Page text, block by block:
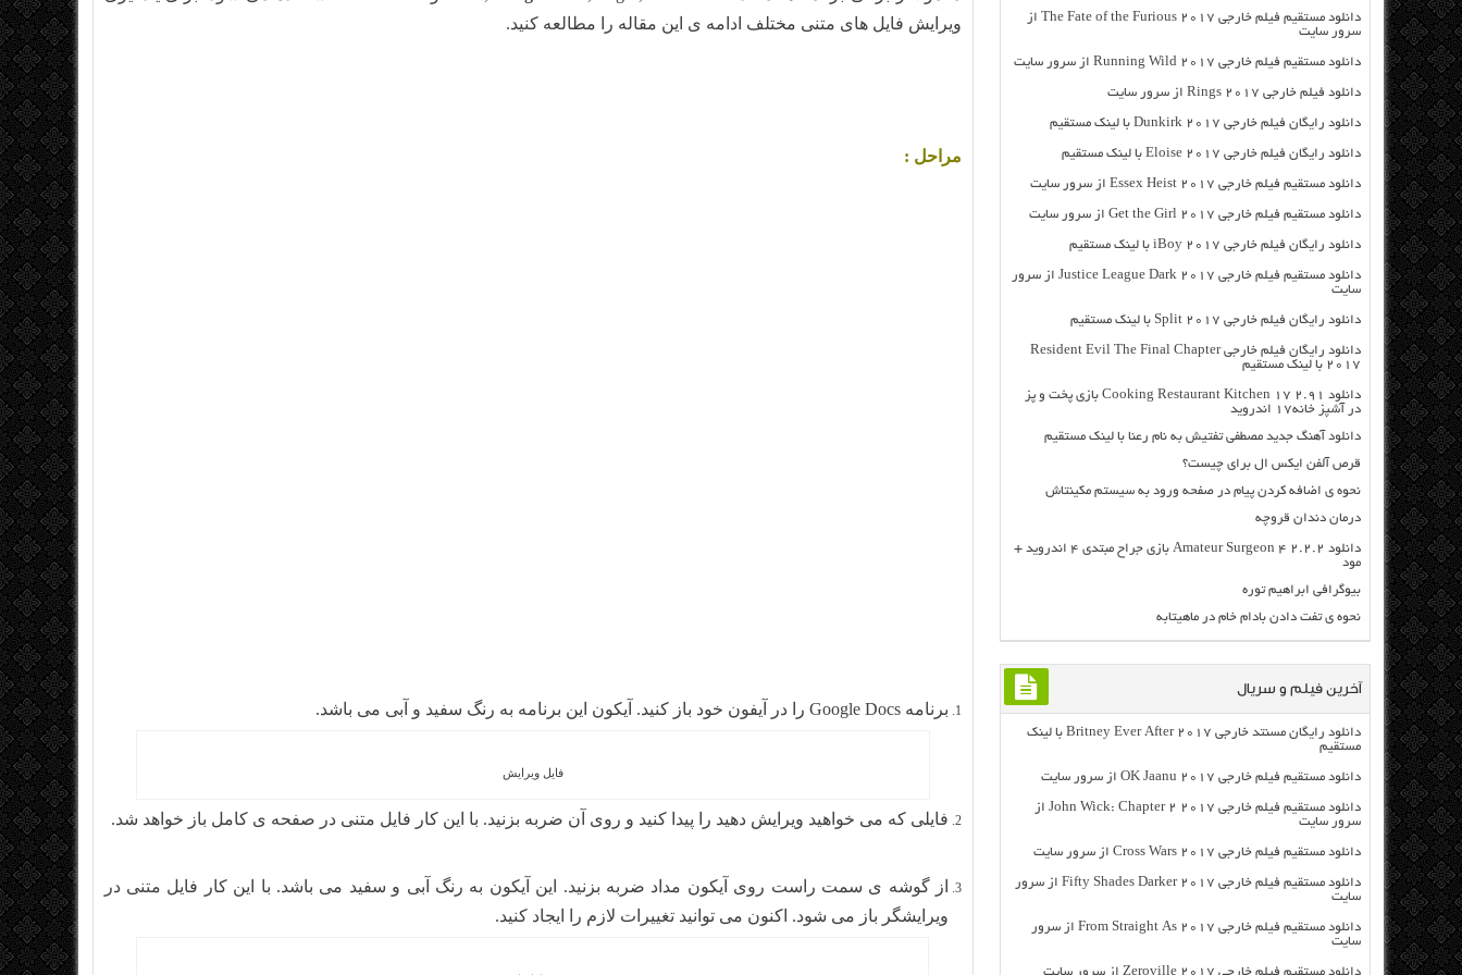
ویرایش فایل های متنی مختلف ادامه ی این مقاله را مطالعه کنید.
مراحل :
برنامه Google Docs را در آیفون خود باز کنید. آیکون این برنامه به رنگ سفید و آبی می باشد.
فایل ویرایش
فایلی که می خواهید ویرایش دهید را پیدا کنید و روی آن ضربه بزنید. با این کار فایل متنی در صفحه ی کامل باز خواهد شد.
از گوشه ی سمت راست روی آیکون مداد ضربه بزنید. این آیکون به رنگ آبی و سفید می باشد. با این کار فایل متنی در
ویرایشگر باز می شود. اکنون می توانید تغییرات لازم را ایجاد کنید.
دانلود مستقیم فیلم خارجی The Fate of the Furious 2017 از
سرور سایت
دانلود مستقیم فیلم خارجی Running Wild 2017 از سرور سایت
دانلود فیلم خارجی Rings 2017 از سرور سایت
دانلود رایگان فیلم خارجی Dunkirk 2017 با لینک مستقیم
دانلود رایگان فیلم خارجی Eloise 2017 با لینک مستقیم
دانلود مستقیم فیلم خارجی Essex Heist 2017 از سرور سایت
دانلود مستقیم فیلم خارجی Get the Girl 2017 از سرور سایت
دانلود رایگان فیلم خارجی iBoy 2017 با لینک مستقیم
دانلود مستقیم فیلم خارجی Justice League Dark 2017 از سرور
سایت
دانلود رایگان فیلم خارجی Split 2017 با لینک مستقیم
دانلود رایگان فیلم خارجی Resident Evil The Final Chapter
2017 با لینک مستقیم
دانلود Cooking Restaurant Kitchen 17 2.91 بازی پخت و پز
در آشپز خانه۱۷ اندروید
دانلود آهنگ جدید مصطفی تفتیش به نام رعنا با لینک مستقیم
قرص آلفن ایکس ال برای چیست؟
نحوه ی اضافه کردن پیام در صفحه ورود به سیستم مکینتاش
درمان دندان قروچه
دانلود Amateur Surgeon 4 2.2.2 بازی جراح مبتدی ۴ اندروید +
مود
بیوگرافی ابراهیم توره
نحوه ی تفت دادن بادام خام در ماهیتابه
آخرین فیلم و سریال
دانلود رایگان مسنتد خارجی Britney Ever After 2017 با لینک
مستقیم
دانلود مستقیم فیلم خارجی OK Jaanu 2017 از سرور سایت
دانلود مستقیم فیلم خارجی John Wick: Chapter 2 2017 از
سرور سایت
دانلود مستقیم فیلم خارجی Cross Wars 2017 از سرور سایت
دانلود مستقیم فیلم خارجی Fifty Shades Darker 2017 از سرور
سایت
دانلود مستقیم فیلم خارجی From Straight As 2017 از سرور
سایت